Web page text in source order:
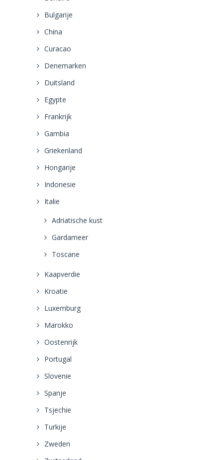
Bulgarije
China
Curacao
Denemarken
Duitsland
Egypte
Frankrijk
Gambia
Griekenland
Hongarije
Indonesie
Italie
Adriatische kust
Gardameer
Toscane
Kaapverdie
Kroatie
Luxemburg
Marokko
Oostenrijk
Portugal
Slovenie
Spanje
Tsjechie
Turkije
Zweden